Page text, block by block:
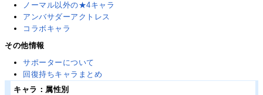
ノーマル以外の★4キャラ
アンバサダーアクトレス
コラボキャラ
その他情報
サポーターについて
回復持ちキャラまとめ
キャラ：属性別